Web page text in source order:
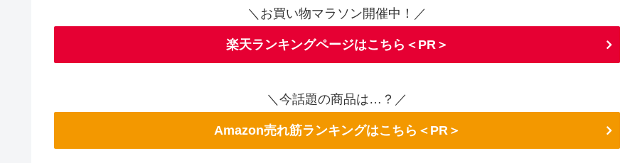
＼お買い物マラソン開催中！／
楽天ランキングページはこちら＜PR＞
＼今話題の商品は…？／
Amazon売れ筋ランキングはこちら＜PR＞